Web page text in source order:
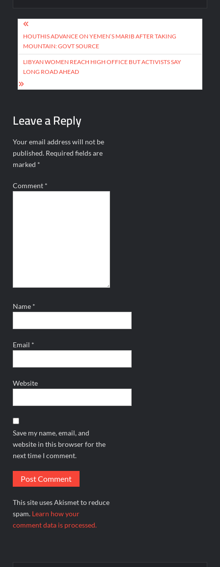
Post
navigation
HOUTHIS ADVANCE ON YEMEN’S MARIB AFTER TAKING
MOUNTAIN: GOVT SOURCE
LIBYAN WOMEN REACH HIGH OFFICE BUT ACTIVISTS SAY
LONG ROAD AHEAD
Leave a Reply
Your email address will not be
published. Required fields are
marked *
Comment *
Name *
Email *
Website
Save my name, email, and
website in this browser for the
next time I comment.
This site uses Akismet to reduce
spam. Learn how your
comment data is processed.